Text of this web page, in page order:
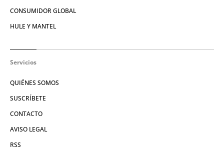
CONSUMIDOR GLOBAL
HULE Y MANTEL
Servicios
QUIÉNES SOMOS
SUSCRÍBETE
CONTACTO
AVISO LEGAL
RSS